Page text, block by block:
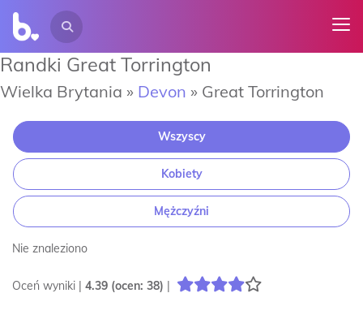
Randki Great Torrington
Wielka Brytania » Devon » Great Torrington
Wszyscy
Kobiety
Mężczyźni
Nie znaleziono
Oceń wyniki | 4.39 (ocen: 38) |